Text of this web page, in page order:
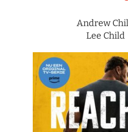
Andrew
Lee Child